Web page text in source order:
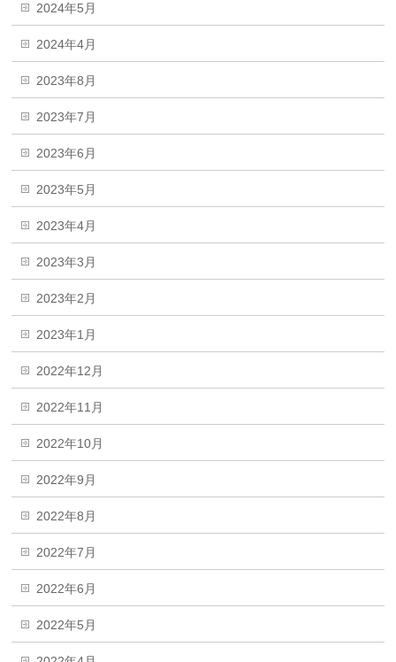
2024年5月
2024年4月
2023年8月
2023年7月
2023年6月
2023年5月
2023年4月
2023年3月
2023年2月
2023年1月
2022年12月
2022年11月
2022年10月
2022年9月
2022年8月
2022年7月
2022年6月
2022年5月